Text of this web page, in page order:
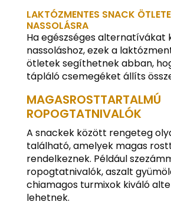
LAKTÓZMENTES SNACK
NASSOLÁSRA
Ha egészséges alternatívákat
nassoláshoz, ezek a
ötletek segíthetnek abban,
tápláló csemegéket állíts
MAGASROSTTARTALMÚ
ROPOGTATNIVALÓK
A snackek között rengeteg
található, amelyek magas
rendelkeznek. Például
ropogtatnivalók, aszalt
chiamagos turmixok kiváló
lehetnek.